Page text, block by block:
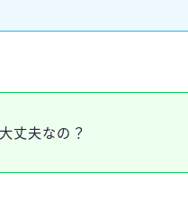
丈夫なの？